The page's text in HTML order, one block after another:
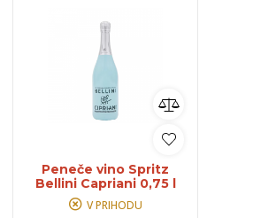
Peneče vino Spritz
Bellini Capriani 0,75 l
V PRIHODU